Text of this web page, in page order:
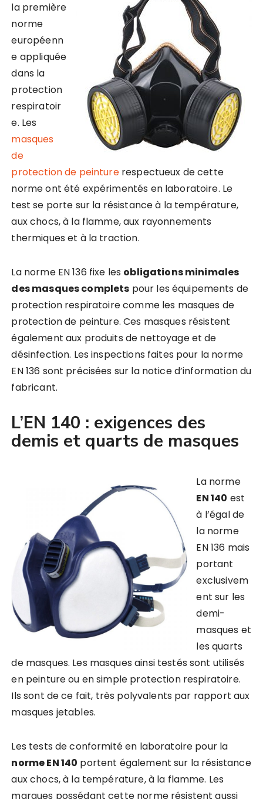
la première
norme
européenn
e appliquée
dans la
protection
respiratoir
e. Les
masques
de
protection de peinturerespectueux de cette
norme ont été expérimentés en laboratoire. Le
test se porte sur la résistance à la température,
aux chocs, à la flamme, aux rayonnements
thermiques et à la traction.
La norme EN 136 fixe les obligations minimales
des masques complets pour les équipements de
protection respiratoire comme les masques de
protection de peinture. Ces masques résistent
également aux produits de nettoyage et de
désinfection. Les inspections faites pour la norme
EN 136 sont précisées sur la notice d’information du
fabricant.
L’EN 140 : exigences des
demis et quarts de masques
La norme
EN 140 est
à l’égal de
la norme
EN 136 mais
portant
exclusivem
ent sur les
demi-
masques et
les quarts
de masques. Les masques ainsi testés sont utilisés
en peinture ou en simple protection respiratoire.
Ils sont de ce fait, très polyvalents par rapport aux
masques jetables.
Les tests de conformité en laboratoire pour la
norme EN 140 portent également sur la résistance
aux chocs, à la température, à la flamme. Les
marques possédant cette norme résistent aussi